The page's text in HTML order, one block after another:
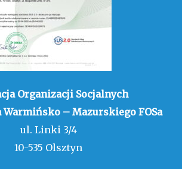
Organizacji Socjalnych
Warmińsko – Mazurskiego FOSa
ul. Linki 3/4
10-535 Olsztyn